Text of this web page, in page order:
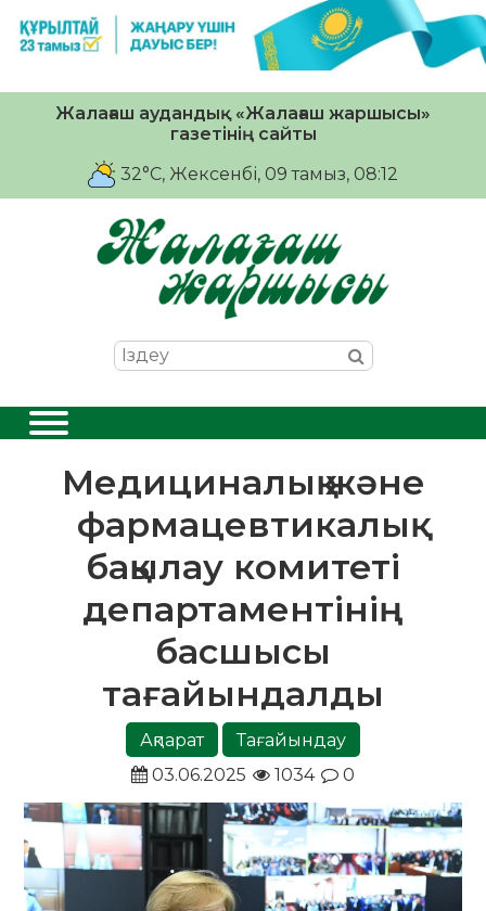
Жалағаш аудандық «Жалағаш жаршысы»
газетінің сайты
32°C, Жексенбі, 09 тамыз, 08:12
Медициналық және
фармацевтикалық
бақылау комитеті
департаментінің
басшысы
тағайындалды
Ақпарат
Тағайындау
03.06.2025
1034 0